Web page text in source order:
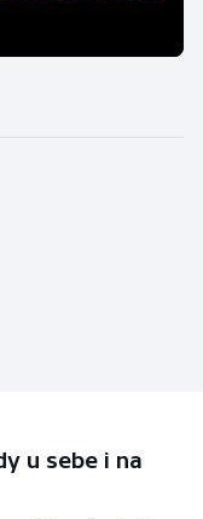
u sebe i na